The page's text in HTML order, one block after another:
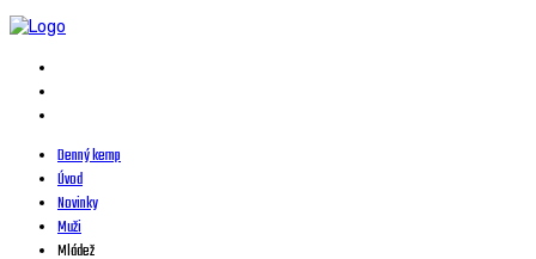
Denný kemp
Úvod
Novinky
Muži
Mládež